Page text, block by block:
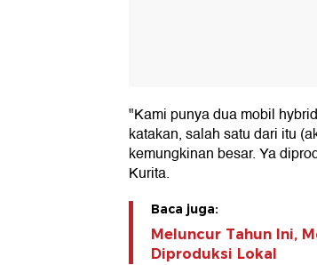
"Kami punya dua mobil
katakan, salah satu dari itu
kemungkinan besar. Ya
Kurita.
Baca juga:
Meluncur Tahun Ini,
Diproduksi Lokal